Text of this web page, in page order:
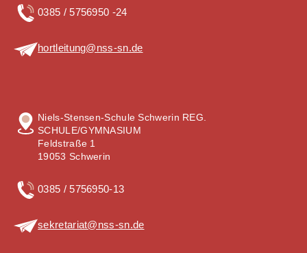
0385 / 5756950 -24
hortleitung@nss-sn.de
Niels-Stensen-Schule Schwerin REG.
SCHULE/GYMNASIUM
Feldstraße 1
19053 Schwerin
0385 / 5756950-13
sekretariat@nss-sn.de